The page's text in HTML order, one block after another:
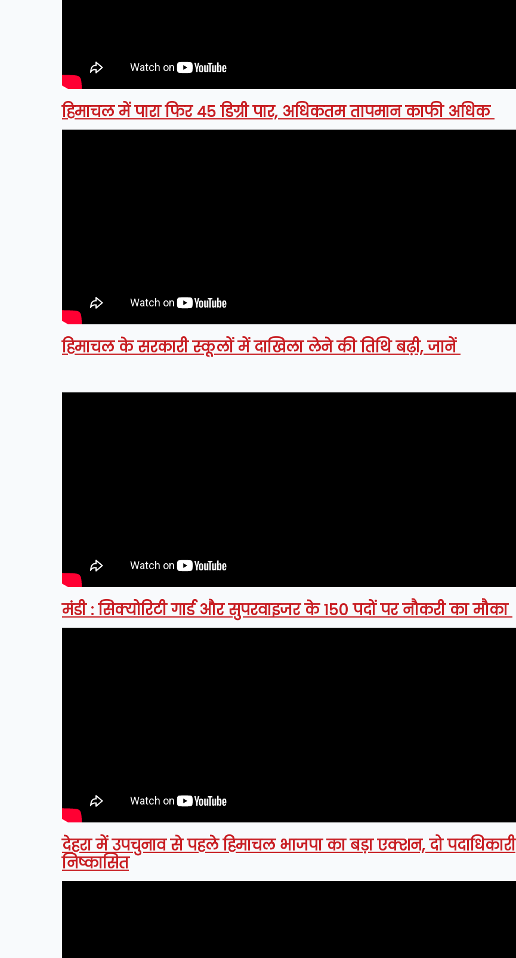
हिमाचल में पारा फिर 45 डिग्री पार, अधिकतम तापमान काफी अधिक
हिमाचल के सरकारी स्कूलों में दाखिला लेने की तिथि बढ़ी, जानें
मंडी : सिक्योरिटी गार्ड और सुपरवाइजर के 150 पदों पर नौकरी का मौका
देहरा में उपचुनाव से पहले हिमाचल भाजपा का बड़ा एक्शन, दो पदाधिकारी
निष्कासित